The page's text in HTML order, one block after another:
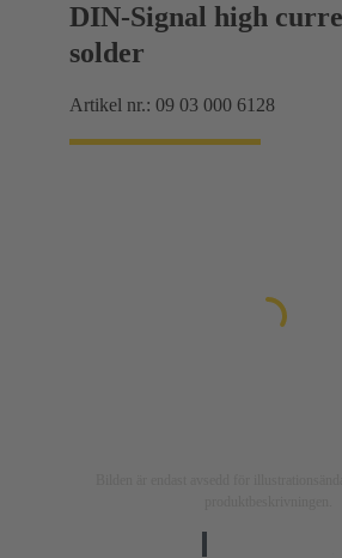
DIN-Signal high
solder
Artikel nr.: 09 03 000 6128